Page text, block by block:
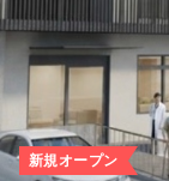
月給28万円以
新規オープン